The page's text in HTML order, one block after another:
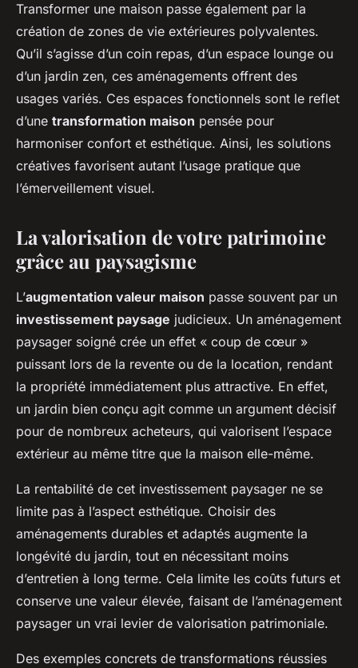
Transformer une maison passe également par la
création de zones de vie extérieures polyvalentes.
Qu’il s’agisse d’un coin repas, d’un espace lounge ou
d’un jardin zen, ces aménagements offrent des
usages variés. Ces espaces fonctionnels sont le reflet
d’une transformation maison pensée pour
harmoniser confort et esthétique. Ainsi, les solutions
créatives favorisent autant l’usage pratique que
l’émerveillement visuel.
La valorisation de votre patrimoine
grâce au paysagisme
L’augmentation valeur maison passe souvent par un
investissement paysage judicieux. Un aménagement
paysager soigné crée un effet « coup de cœur »
puissant lors de la revente ou de la location, rendant
la propriété immédiatement plus attractive. En effet,
un jardin bien conçu agit comme un argument décisif
pour de nombreux acheteurs, qui valorisent l’espace
extérieur au même titre que la maison elle-même.
La rentabilité de cet investissement paysager ne se
limite pas à l’aspect esthétique. Choisir des
aménagements durables et adaptés augmente la
longévité du jardin, tout en nécessitant moins
d’entretien à long terme. Cela limite les coûts futurs et
conserve une valeur élevée, faisant de l’aménagement
paysager un vrai levier de valorisation patrimoniale.
Des exemples concrets de transformations réussies